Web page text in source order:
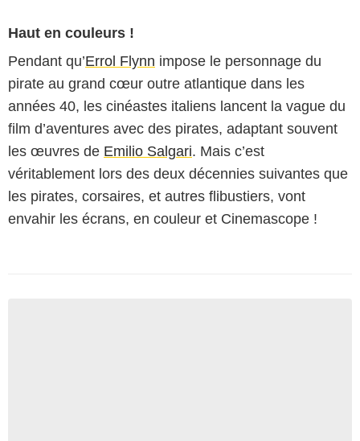
Haut en couleurs !
Pendant qu’Errol Flynn impose le personnage du
pirate au grand cœur outre atlantique dans les
années 40, les cinéastes italiens lancent la vague du
film d’aventures avec des pirates, adaptant souvent
les œuvres de Emilio Salgari. Mais c’est
véritablement lors des deux décennies suivantes que
les pirates, corsaires, et autres flibustiers, vont
envahir les écrans, en couleur et Cinemascope !